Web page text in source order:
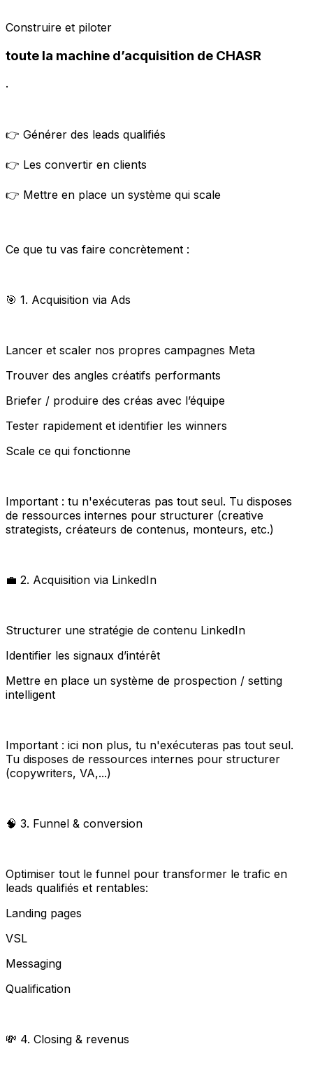
Construire et piloter
toute la machine d’acquisition de CHASR
.
👉 Générer des leads qualifiés
👉 Les convertir en clients
👉 Mettre en place un système qui scale
Ce que tu vas faire concrètement :
🎯 1. Acquisition via Ads
Lancer et scaler nos propres campagnes Meta
Trouver des angles créatifs performants
Briefer / produire des créas avec l’équipe
Tester rapidement et identifier les winners
Scale ce qui fonctionne
Important : tu n'exécuteras pas tout seul. Tu disposes
de ressources internes pour structurer (creative
strategists, créateurs de contenus, monteurs, etc.)
💼 2. Acquisition via LinkedIn
Structurer une stratégie de contenu LinkedIn
Identifier les signaux d’intérêt
Mettre en place un système de prospection / setting
intelligent
Important : ici non plus, tu n'exécuteras pas tout seul.
Tu disposes de ressources internes pour structurer
(copywriters, VA,...)
🧠 3. Funnel & conversion
Optimiser tout le funnel pour transformer le trafic en
leads qualifiés et rentables:
Landing pages
VSL
Messaging
Qualification
💸 4. Closing & revenus